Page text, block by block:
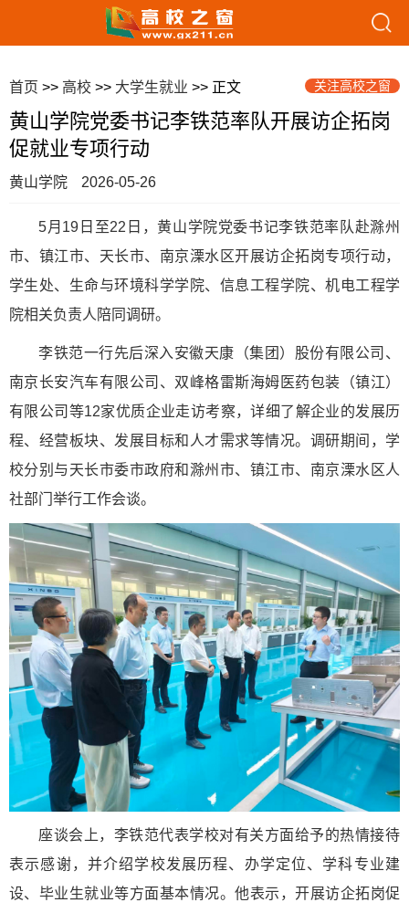
首页 >> 高校 >> 大学生就业 >> 正文 关注高校之窗
黄山学院党委书记李铁范率队开展访企拓岗
促就业专项行动
黄山学院 2026-05-26
5月19日至22日，黄山学院党委书记李铁范率队赴滁州
市、镇江市、天长市、南京溧水区开展访企拓岗专项行动，
学生处、生命与环境科学学院、信息工程学院、机电工程学
院相关负责人陪同调研。
李铁范一行先后深入安徽天康（集团）股份有限公司、
南京长安汽车有限公司、双峰格雷斯海姆医药包装（镇江）
有限公司等12家优质企业走访考察，详细了解企业的发展历
程、经营板块、发展目标和人才需求等情况。调研期间，学
校分别与天长市委市政府和滁州市、镇江市、南京溧水区人
社部门举行工作会谈。
座谈会上，李铁范代表学校对有关方面给予的热情接待
表示感谢，并介绍学校发展历程、办学定位、学科专业建
设、毕业生就业等方面基本情况。他表示，开展访企拓岗促